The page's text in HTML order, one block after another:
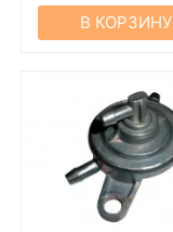
В КОРЗИНУ